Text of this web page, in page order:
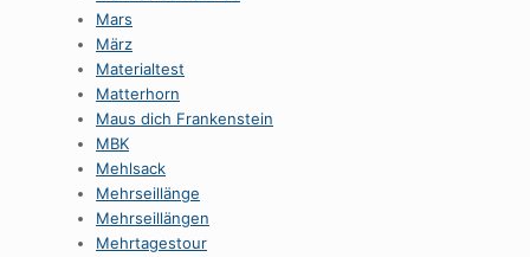
Mars
März
Materialtest
Matterhorn
Maus dich Frankenstein
MBK
Mehlsack
Mehrseillänge
Mehrseillängen
Mehrtagestour